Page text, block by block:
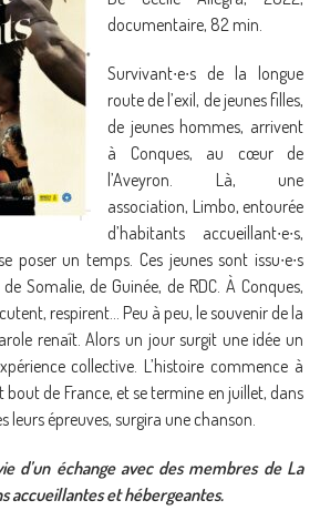
documentaire, 82 min.
Survivant∙e∙s de la longue
route de l’exil, de jeunes filles,
de jeunes hommes, arrivent
à Conques, au cœur de
l’Aveyron. Là, une
association, Limbo, entourée
d’habitants accueillant∙e∙s,
poser un temps. Ces jeunes sont issu∙e∙s
Somalie, de Guinée, de RDC. À Conques,
respirent… Peu à peu, le souvenir de la
renaît. Alors un jour surgit une idée un
collective. L’histoire commence à
bout de France, et se termine en juillet, dans
leurs épreuves, surgira une chanson.
d’un échange avec des membres de La
accueillantes et hébergeantes.